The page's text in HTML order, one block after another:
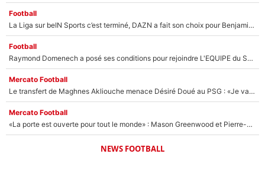
Football
La Liga sur beIN Sports c’est terminé, DAZN a fait son choix pour Benjamin Da Silva et Omar Da Fonseca !
Football
Raymond Domenech a posé ses conditions pour rejoindre L'EQUIPE du Soir : Il refuse de faire l'émission avec un autre chroniqueur !
Mercato Football
Le transfert de Maghnes Akliouche menace Désiré Doué au PSG : «Je valide à 200%»
Mercato Football
«La porte est ouverte pour tout le monde» : Mason Greenwood et Pierre-Emerick Aubameyang ont quitté l'OM, Amine Gouiri balance sur la suite du mercato et sur la réaction du vestiaire !
NEWS FOOTBALL